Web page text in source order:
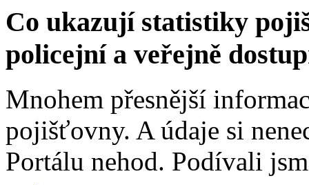
Co ukazují statistiky
policejní a veřejně
Mnohem přesnější
pojišťovny. A údaje si
Portálu nehod. Podívali